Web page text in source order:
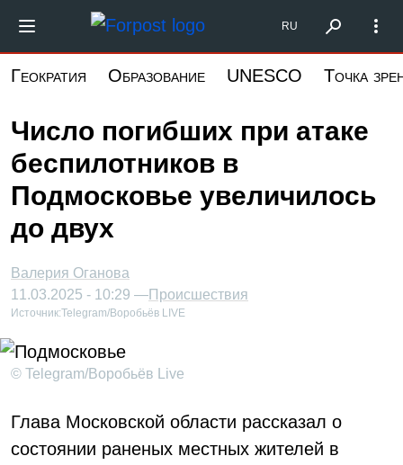
основному
Форпост Северо-Запад
RU
Геократия Образование UNESCO Точка
Число погибших при атаке
беспилотников в
Подмосковье увеличилось
до двух
Валерия Оганова
11.03.2025 - 10:29 —Происшествия
Источник:Telegram/Воробьёв LIVE
© Telegram/Воробьёв Live
Глава Московской области рассказал о
состоянии раненых местных жителей в